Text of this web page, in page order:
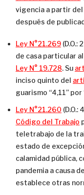
vigencia a partir
después de
Ley N°21.269 (D.O.:
de casa particular
Ley N° 19.728. Su
inciso quinto del
guarismo “4,11” por
Ley N°21.260 (D.O.:
Código del Trabajo
teletrabajo de la
estado de
calamidad pública,
pandemia a causa
establece otras